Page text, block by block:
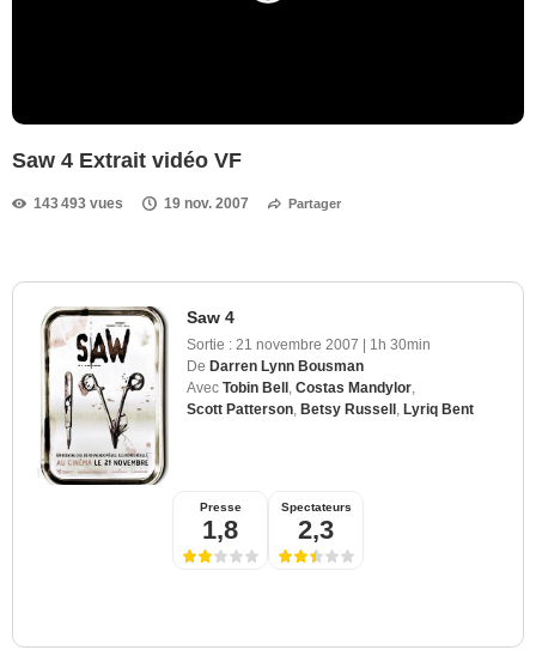
Saw 4 Extrait vidéo VF
143 493 vues 19 nov. 2007 Partager
Saw 4
Sortie : 21 novembre 2007 | 1h 30min
De Darren Lynn Bousman
Avec Tobin Bell Costas Mandylor
Scott Patterson Betsy Russell Lyriq Bent
Presse
1,8
Spectateurs
2,3